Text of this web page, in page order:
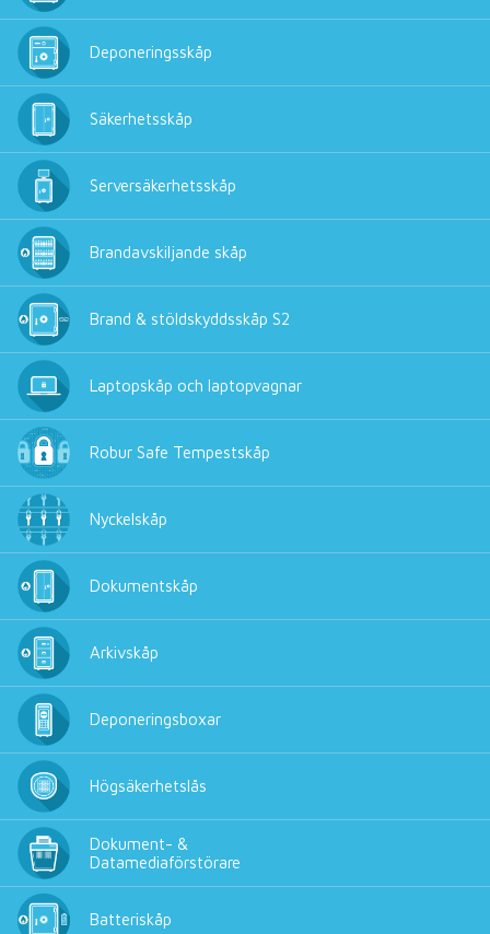
Deponeringsskåp
Säkerhetsskåp
Serversäkerhetsskåp
Brandavskiljande skåp
Brand & stöldskyddsskåp S2
Laptopskåp och laptopvagnar
Robur Safe Tempestskåp
Nyckelskåp
Dokumentskåp
Arkivskåp
Deponeringsboxar
Högsäkerhetslås
Dokument- &
Datamediaförstörare
Batteriskåp